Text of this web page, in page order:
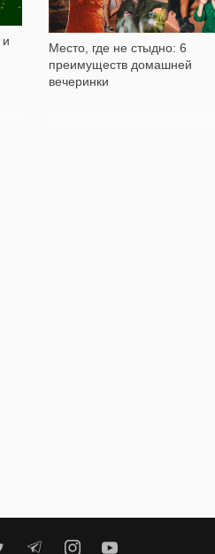
Место, где не стыдно: 6
преимуществ домашней
вечеринки